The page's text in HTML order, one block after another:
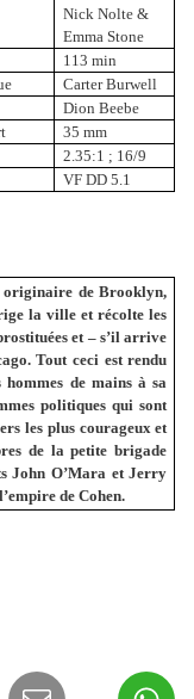
Nick Nolte &
Emma Stone
113 min
Carter Burwell
Dion Beebe
35 mm
2.35:1 ; 16/9
VF DD 5.1
originaire de Brooklyn,
la ville et récolte les
et – s’il arrive
Tout ceci est rendu
de mains à sa
politiques qui sont
les plus courageux et
de la petite brigade
John O’Mara et Jerry
de Cohen.